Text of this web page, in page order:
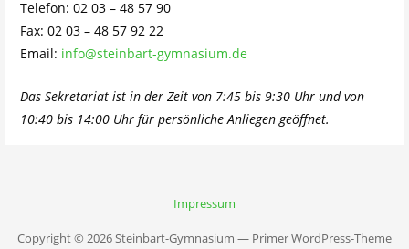
Telefon: 02 03 – 48 57 90
Fax: 02 03 – 48 57 92 22
Email: info@steinbart-gymnasium.de
Das Sekretariat ist in der Zeit von 7:45 bis 9:30 Uhr und von
10:40 bis 14:00 Uhr für persönliche Anliegen geöffnet.
Impressum
Copyright © 2026 Steinbart-Gymnasium — Primer WordPress-Theme